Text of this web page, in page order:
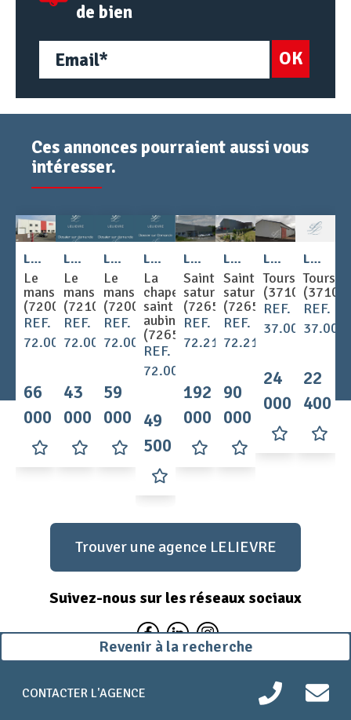
Revenir à la recherche
CONTACTER L'AGENCE
de bien
OK
Ces annonces pourraient aussi vous
intéresser.
Location - LOCAL D'ACTIVITE 1100 m
Le
mans
(72000)
REF.
72.002901
66
000 €
Location - LOCAL D'ACTIVITE 500 m
Le
mans
(72100)
REF.
72.003087
43
000 €
Location - LOCAL D'ACTIVITE 584 m
Le
mans
(72000)
REF.
72.003088
59
000 €
Location - LOCAL D'ACTIVITE 625 m
La
chapelle
saint
aubin
(72650)
REF.
72.003089
49
500 €
Location - LOCAL D'ACTIVITE 2400 m
Saint
saturnin
(72650)
REF.
72.2169
192
000 €
Location - LOCAL D'ACTIVITE 1220 m
Saint
saturnin
(72650)
REF.
72.2170
90
000 €
Location - LOCAL D'ACTIVITE 300 m
Tours
(37100)
REF.
37.001653
24
000 €
Location - LOCAL D'ACTIVITE 250 m
Tours
(37100)
REF.
22
400 €
Trouver une agence LELIEVRE
Suivez-nous sur les réseaux sociaux
Plan du site
Propulsé par Lcom